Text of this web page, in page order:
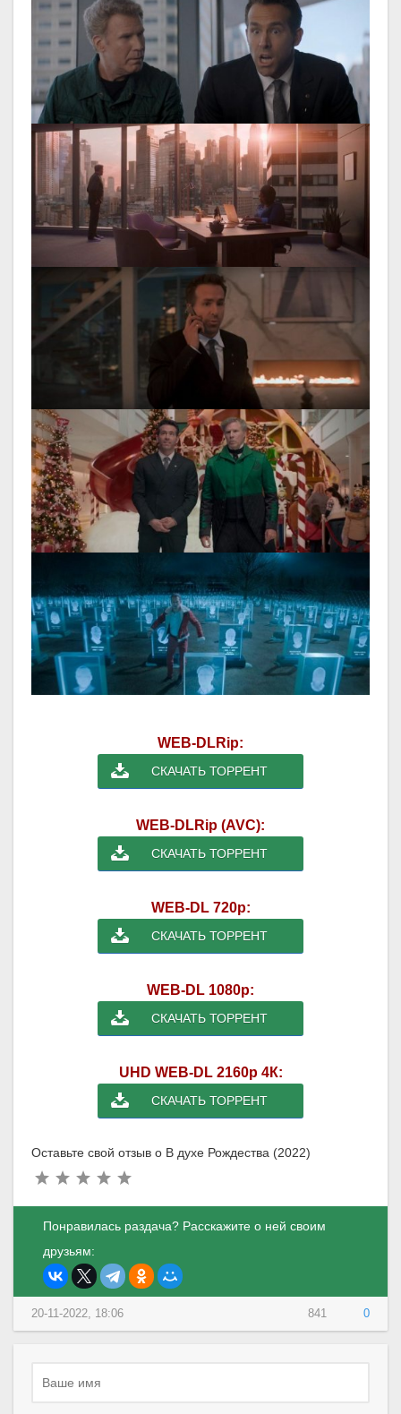
WEB-DLRip:
СКАЧАТЬ ТОРРЕНТ
WEB-DLRip (AVC):
СКАЧАТЬ ТОРРЕНТ
WEB-DL 720p:
СКАЧАТЬ ТОРРЕНТ
WEB-DL 1080p:
СКАЧАТЬ ТОРРЕНТ
UHD WEB-DL 2160p 4К:
СКАЧАТЬ ТОРРЕНТ
Оставьте свой отзыв о В духе Рождества (2022)
Понравилась раздача? Расскажите о ней своим
друзьям:
841 0
20-11-2022, 18:06